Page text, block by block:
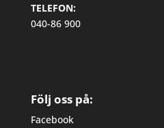
TELEFON:
040-86 900
Följ oss på:
Facebook